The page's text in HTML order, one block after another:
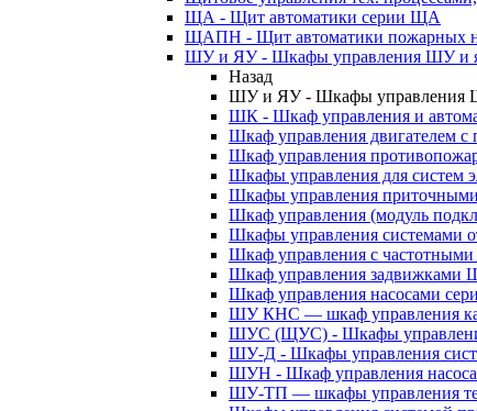
ЩА - Щит автоматики серии ЩА
ЩАПН - Щит автоматики пожарных
ШУ и ЯУ - Шкафы управления ШУ и
Назад
ШУ и ЯУ - Шкафы управления
ШК - Шкаф управления и
Шкаф управления двигателем
Шкаф управления
Шкафы управления для систем
Шкафы управления
Шкаф управления (модуль
Шкафы управления системами
Шкаф управления с
Шкаф управления задвижками
Шкаф управления насосами
ШУ КНС — шкаф управления
ШУС (ЩУС) - Шкафы
ШУ-Д - Шкафы управления
ШУН - Шкаф управления
ШУ-ТП — шкафы управления